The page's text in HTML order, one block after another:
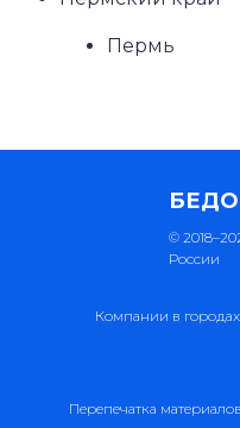
Пермь
©
России
Компании в
Перепечатка